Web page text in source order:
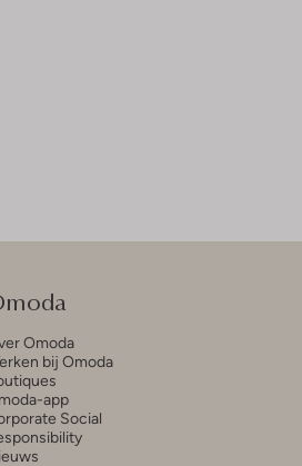
Omoda
bij Omoda
app
Social